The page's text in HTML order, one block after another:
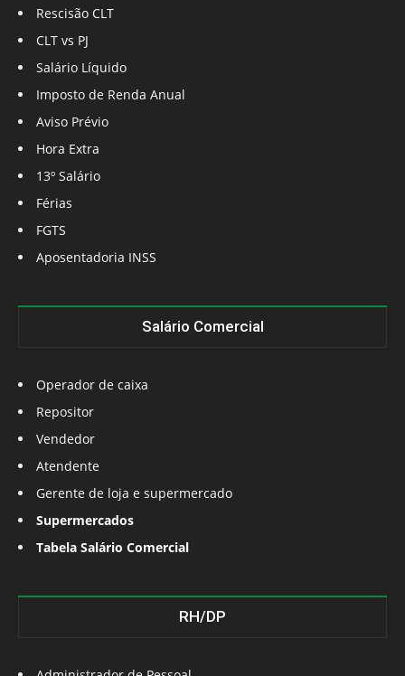
Rescisão CLT
CLT vs PJ
Salário Líquido
Imposto de Renda Anual
Aviso Prévio
Hora Extra
13º Salário
Férias
FGTS
Aposentadoria INSS
Salário Comercial
Operador de caixa
Repositor
Vendedor
Atendente
Gerente de loja e supermercado
Supermercados
Tabela Salário Comercial
RH/DP